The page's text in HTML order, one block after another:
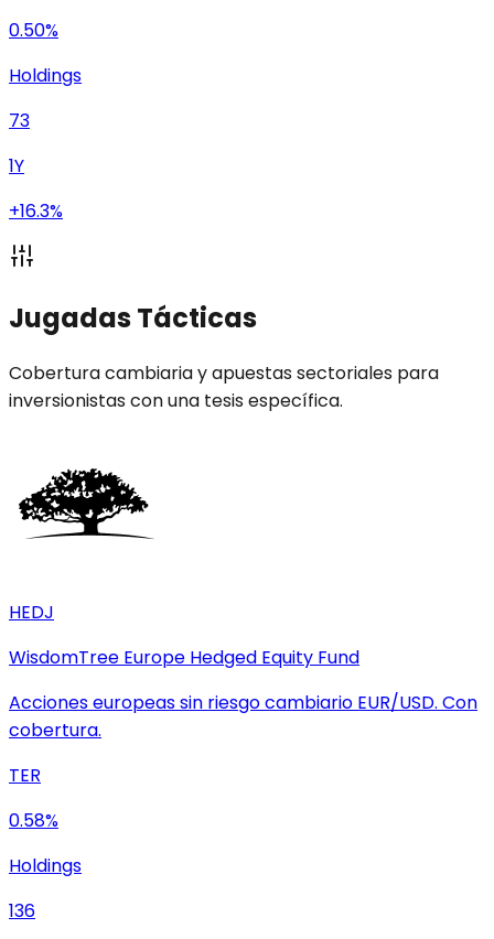
0.50%
Holdings
73
1Y
+16.3%
Jugadas Tácticas
Cobertura cambiaria y apuestas sectoriales para
inversionistas con una tesis específica.
HEDJ
WisdomTree Europe Hedged Equity Fund
Acciones europeas sin riesgo cambiario EUR/USD. Con
cobertura.
TER
0.58%
Holdings
136